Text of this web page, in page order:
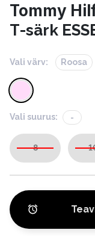
Tommy
T-särk
Vali värv: Roosa
Vali suurus: -
8